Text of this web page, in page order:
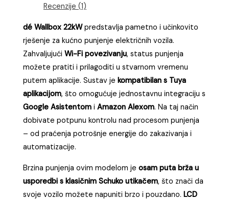
Recenzije (1)
dé Wallbox 22kWpredstavlja pametno i učinkovito
rješenje za kućno punjenje električnih vozila.
ZahvaljujućiWi-Fi povezivanju, status punjenja
možete pratiti i prilagoditi u stvarnom vremenu
putem aplikacije. Sustav jekompatibilan s Tuya
aplikacijom, što omogućuje jednostavnu integraciju s
Google Asistentom iAmazon Alexom. Na taj način
dobivate potpunu kontrolu nad procesom punjenja
– od praćenja potrošnje energije do zakazivanja i
automatizacije.
Brzina punjenja ovim modelom je osam puta brža u
usporedbi s klasičnim Schuko utikačem, što znači da
svoje vozilo možete napuniti brzo i pouzdano.LCD